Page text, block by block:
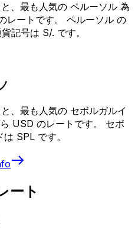
、最も人気の ペルーソル 為
レートです。 ペルーソル の
記号は S/. です。
、最も人気の セボルガルイ
USD のレートです。 セボ
SPL です。
ート